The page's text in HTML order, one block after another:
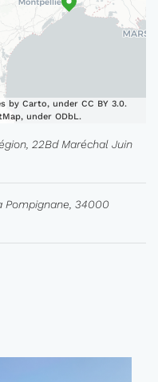
by Carto, under CC BY 3.0.
under ODbL.
22Bd Maréchal Juin
Pompignane, 34000